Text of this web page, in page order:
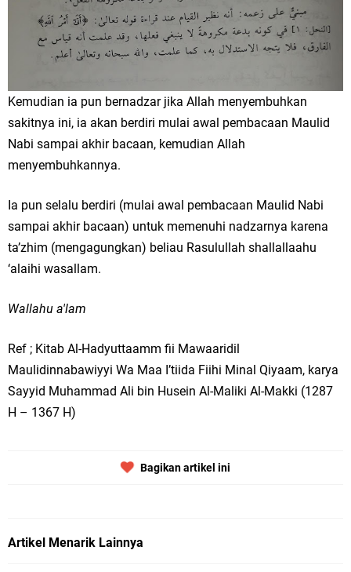
Kemudian ia pun bernadzar jika Allah menyembuhkan
sakitnya ini, ia akan berdiri mulai awal pembacaan Maulid
Nabi sampai akhir bacaan, kemudian Allah
menyembuhkannya.
Ia pun selalu berdiri (mulai awal pembacaan Maulid Nabi
sampai akhir bacaan) untuk memenuhi nadzarnya karena
ta’zhim (mengagungkan) beliau Rasulullah shallallaahu
‘alaihi wasallam.
Wallahu a'lam
Ref ; Kitab Al-Hadyuttaamm fii Mawaaridil
Maulidinnabawiyyi Wa Maa I’tiida Fiihi Minal Qiyaam, karya
Sayyid Muhammad Ali bin Husein Al-Maliki Al-Makki (1287
H – 1367 H)
Bagikan artikel ini
Artikel Menarik Lainnya